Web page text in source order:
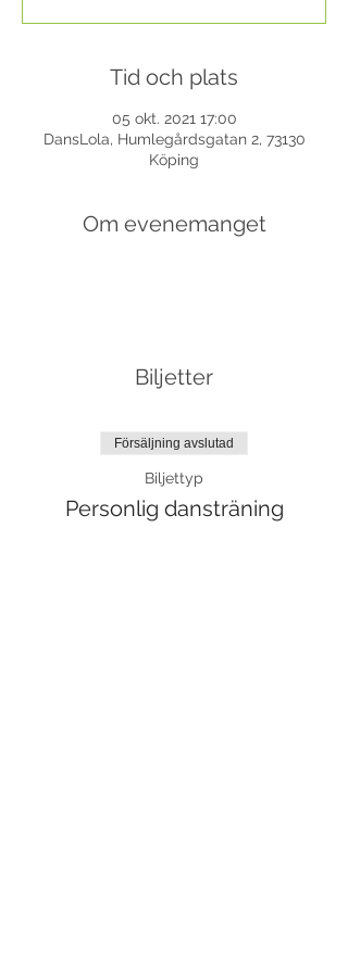
Tid och plats
05 okt. 2021 17:00
DansLola, Humlegårdsgatan 2, 73130
Köping
Om evenemanget
Biljetter
Försäljning avslutad
Biljettyp
Personlig dansträning